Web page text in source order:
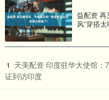
益配资 再
风”穿搭太
1 天美配资 印度驻华大使馆：
证到访印度